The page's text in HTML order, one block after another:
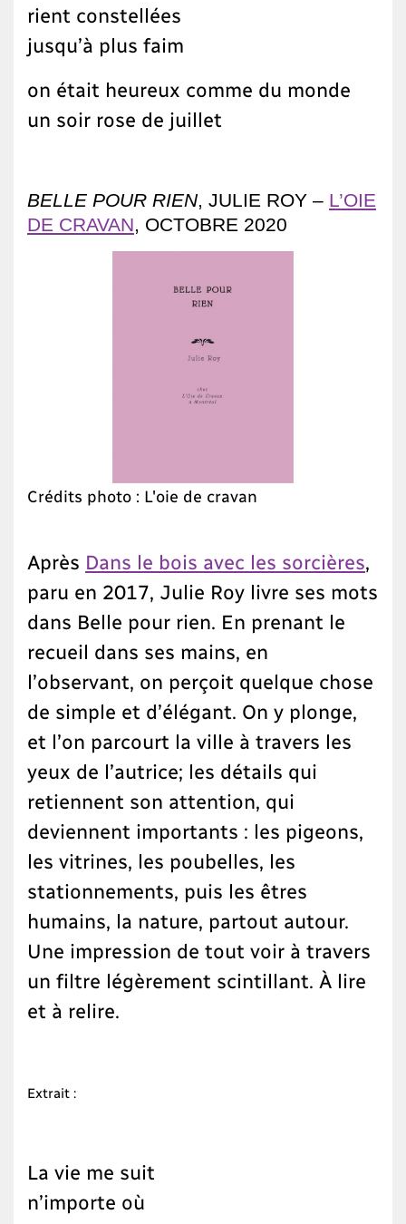
rient constellées
jusqu’à plus faim
on était heureux comme du monde
un soir rose de juillet
BELLE POUR RIEN, JULIE ROY – L’OIE
DE CRAVAN, OCTOBRE 2020
Crédits photo : L'oie de cravan
Après Dans le bois avec les sorcières,
paru en 2017, Julie Roy livre ses mots
dans Belle pour rien. En prenant le
recueil dans ses mains, en
l’observant, on perçoit quelque chose
de simple et d’élégant. On y plonge,
et l’on parcourt la ville à travers les
yeux de l’autrice; les détails qui
retiennent son attention, qui
deviennent importants : les pigeons,
les vitrines, les poubelles, les
stationnements, puis les êtres
humains, la nature, partout autour.
Une impression de tout voir à travers
un filtre légèrement scintillant. À lire
et à relire.
Extrait :
La vie me suit
n’importe où